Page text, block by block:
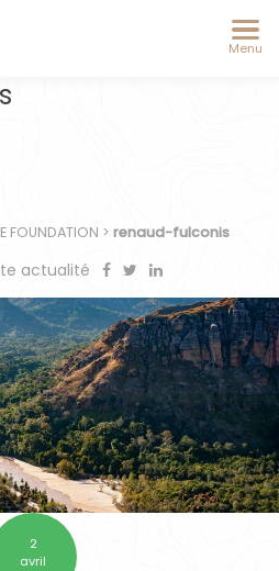
Menu
FOUNDATION > renaud-fulconis
actualité
2
avril